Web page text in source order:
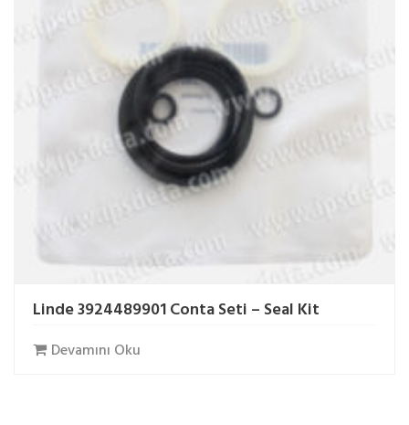
Linde 3924489901 Conta Seti – Seal Kit
Devamını Oku